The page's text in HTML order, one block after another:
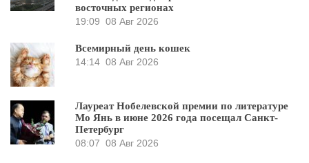
восточных регионах
19:09 08 Авг 2026
Всемирный день кошек
14:14 08 Авг 2026
Лауреат Нобелевской премии по литературе
Мо Янь в июне 2026 года посещал Санкт-
Петербург
08:07 08 Авг 2026